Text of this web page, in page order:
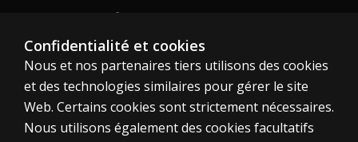
Notre site corporatif
À propos de nous
Plan du site
Canada
Confidentialité et cookies
Nous et nos partenaires tiers utilisons des cookies
et des technologies similaires pour gérer le site
Web. Certains cookies sont strictement nécessaires.
Nous utilisons également des cookies facultatifs